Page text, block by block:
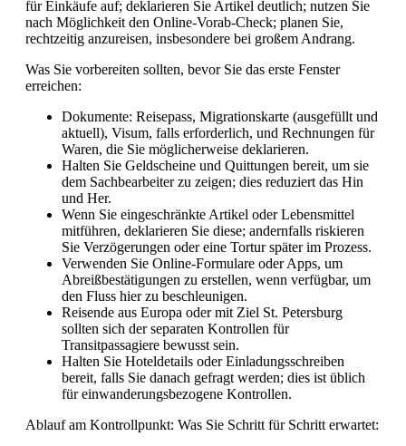
für Einkäufe auf; deklarieren Sie Artikel deutlich; nutzen Sie
nach Möglichkeit den Online-Vorab-Check; planen Sie,
rechtzeitig anzureisen, insbesondere bei großem Andrang.
Was Sie vorbereiten sollten, bevor Sie das erste Fenster
erreichen:
Dokumente: Reisepass, Migrationskarte (ausgefüllt und
aktuell), Visum, falls erforderlich, und Rechnungen für
Waren, die Sie möglicherweise deklarieren.
Halten Sie Geldscheine und Quittungen bereit, um sie
dem Sachbearbeiter zu zeigen; dies reduziert das Hin
und Her.
Wenn Sie eingeschränkte Artikel oder Lebensmittel
mitführen, deklarieren Sie diese; andernfalls riskieren
Sie Verzögerungen oder eine Tortur später im Prozess.
Verwenden Sie Online-Formulare oder Apps, um
Abreißbestätigungen zu erstellen, wenn verfügbar, um
den Fluss hier zu beschleunigen.
Reisende aus Europa oder mit Ziel St. Petersburg
sollten sich der separaten Kontrollen für
Transitpassagiere bewusst sein.
Halten Sie Hoteldetails oder Einladungsschreiben
bereit, falls Sie danach gefragt werden; dies ist üblich
für einwanderungsbezogene Kontrollen.
Ablauf am Kontrollpunkt: Was Sie Schritt für Schritt erwartet: